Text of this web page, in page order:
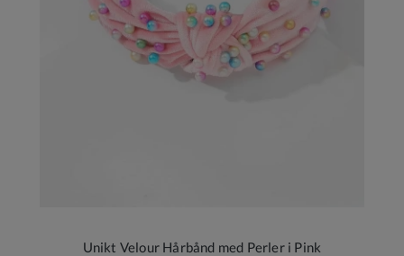
Unikt Velour Hårbånd med Perler i Pink